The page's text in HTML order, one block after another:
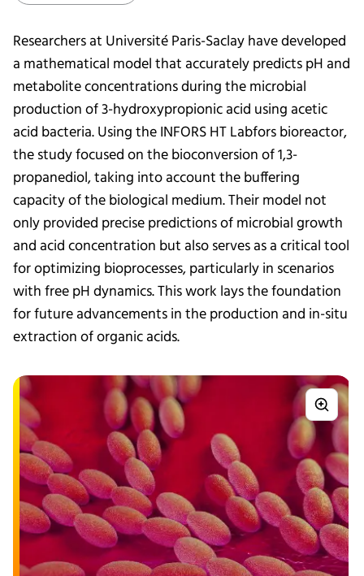
Researchers at Université Paris-Saclay have developed
a mathematical model that accurately predicts pH and
metabolite concentrations during the microbial
production of 3-hydroxypropionic acid using acetic
acid bacteria. Using the INFORS HT Labfors bioreactor,
the study focused on the bioconversion of 1,3-
propanediol, taking into account the buffering
capacity of the biological medium. Their model not
only provided precise predictions of microbial growth
and acid concentration but also serves as a critical tool
for optimizing bioprocesses, particularly in scenarios
with free pH dynamics. This work lays the foundation
for future advancements in the production and in-situ
extraction of organic acids.